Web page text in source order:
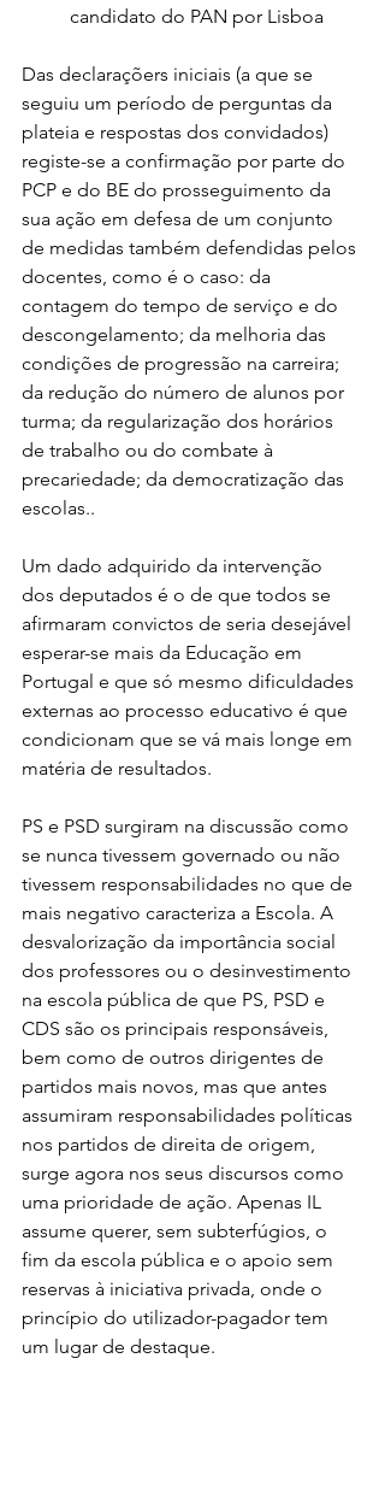
candidato do PAN por Lisboa
Das declaraçõers iniciais (a que se
seguiu um período de perguntas da
plateia e respostas dos convidados)
registe-se a confirmação por parte do
PCP e do BE do prosseguimento da
sua ação em defesa de um conjunto
de medidas também defendidas pelos
docentes, como é o caso: da
contagem do tempo de serviço e do
descongelamento; da melhoria das
condições de progressão na carreira;
da redução do número de alunos por
turma; da regularização dos horários
de trabalho ou do combate à
precariedade; da democratização das
escolas..
Um dado adquirido da intervenção
dos deputados é o de que todos se
afirmaram convictos de seria desejável
esperar-se mais da Educação em
Portugal e que só mesmo dificuldades
externas ao processo educativo é que
condicionam que se vá mais longe em
matéria de resultados.
PS e PSD surgiram na discussão como
se nunca tivessem governado ou não
tivessem responsabilidades no que de
mais negativo caracteriza a Escola. A
desvalorização da importância social
dos professores ou o desinvestimento
na escola pública de que PS, PSD e
CDS são os principais responsáveis,
bem como de outros dirigentes de
partidos mais novos, mas que antes
assumiram responsabilidades políticas
nos partidos de direita de origem,
surge agora nos seus discursos como
uma prioridade de ação. Apenas IL
assume querer, sem subterfúgios, o
fim da escola pública e o apoio sem
reservas à iniciativa privada, onde o
princípio do utilizador-pagador tem
um lugar de destaque.